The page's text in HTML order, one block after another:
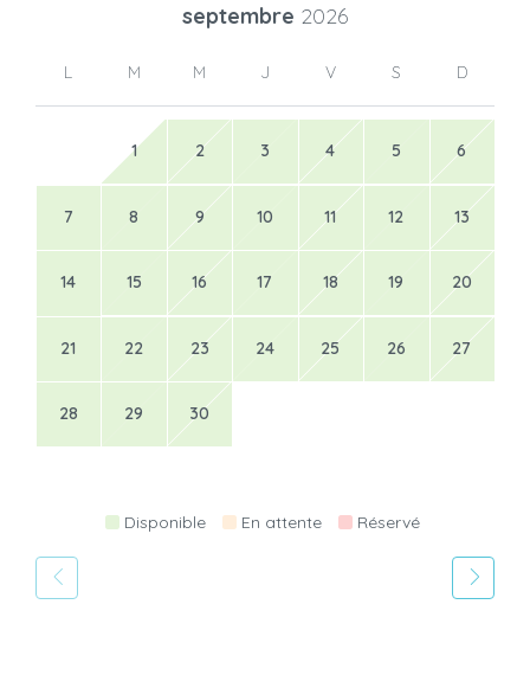
septembre 2026
L M M J V S D
1 2 3 4 5 6
7 8 9 10 11 12 13
14 15 16 17 18 19 20
21 22 23 24 25 26 27
28 29 30
Disponible En attente Réservé